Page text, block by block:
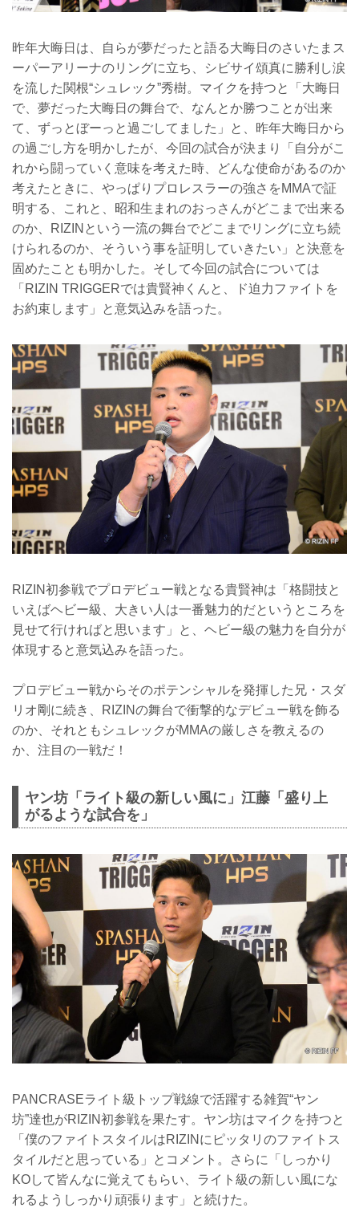
昨年大晦日は、自らが夢だったと語る大晦日のさいたまス
ーパーアリーナのリングに立ち、シビサイ頌真に勝利し涙
を流した関根“シュレック”秀樹。マイクを持つと「大晦日
で、夢だった大晦日の舞台で、なんとか勝つことが出来
て、ずっとぼーっと過ごしてました」と、昨年大晦日から
の過ごし方を明かしたが、今回の試合が決まり「自分がこ
れから闘っていく意味を考えた時、どんな使命があるのか
考えたときに、やっぱりプロレスラーの強さをMMAで証
明する、これと、昭和生まれのおっさんがどこまで出来る
のか、RIZINという一流の舞台でどこまでリングに立ち続
けられるのか、そういう事を証明していきたい」と決意を
固めたことも明かした。そして今回の試合については
「RIZIN TRIGGERでは貴賢神くんと、ド迫力ファイトを
お約束します」と意気込みを語った。
RIZIN初参戦でプロデビュー戦となる貴賢神は「格闘技と
いえばヘビー級、大きい人は一番魅力的だというところを
見せて行ければと思います」と、ヘビー級の魅力を自分が
体現すると意気込みを語った。
プロデビュー戦からそのポテンシャルを発揮した兄・スダ
リオ剛に続き、RIZINの舞台で衝撃的なデビュー戦を飾る
のか、それともシュレックがMMAの厳しさを教えるの
か、注目の一戦だ！
ヤン坊「ライト級の新しい風に」江藤「盛り上
がるような試合を」
PANCRASEライト級トップ戦線で活躍する雑賀“ヤン
坊”達也がRIZIN初参戦を果たす。ヤン坊はマイクを持つと
「僕のファイトスタイルはRIZINにピッタリのファイトス
タイルだと思っている」とコメント。さらに「しっかり
KOして皆んなに覚えてもらい、ライト級の新しい風にな
れるようしっかり頑張ります」と続けた。